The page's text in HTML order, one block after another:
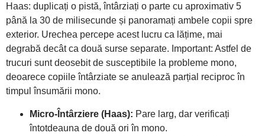
Haas: duplicați o pistă, întârziați o parte cu aproximativ 5
până la 30 de milisecunde și panoramați ambele copii spre
exterior. Urechea percepe acest lucru ca lățime, mai
degrabă decât ca două surse separate. Important: Astfel de
trucuri sunt deosebit de susceptibile la probleme mono,
deoarece copiile întârziate se anulează parțial reciproc în
timpul însumării mono.
Micro-Întârziere (Haas): Pare larg, dar verificați
întotdeauna de două ori în mono.